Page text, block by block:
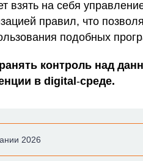
взять на себя
правил, что
подобных
контроль над
в digital ‑среде.
2026